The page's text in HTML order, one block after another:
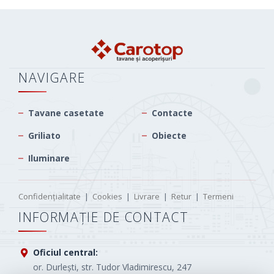
NAVIGARE
Tavane casetate
Griliato
Iluminare
Contacte
Obiecte
Confidențialitate | Cookies | Livrare | Retur | Termeni
INFORMAȚIE DE CONTACT
Oficiul central:
or. Durlești, str. Tudor Vladimirescu, 247